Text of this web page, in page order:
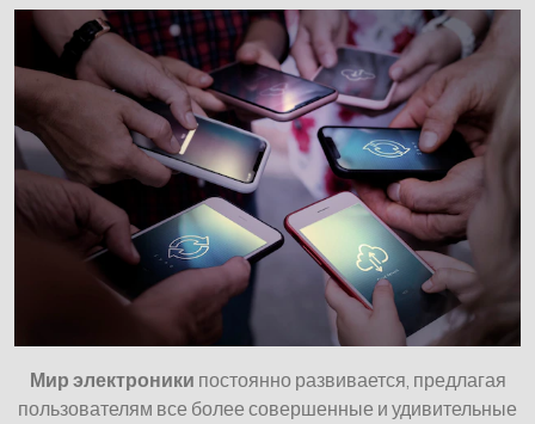
Мир электроники постоянно развивается, предлагая
пользователям все более совершенные и удивительные